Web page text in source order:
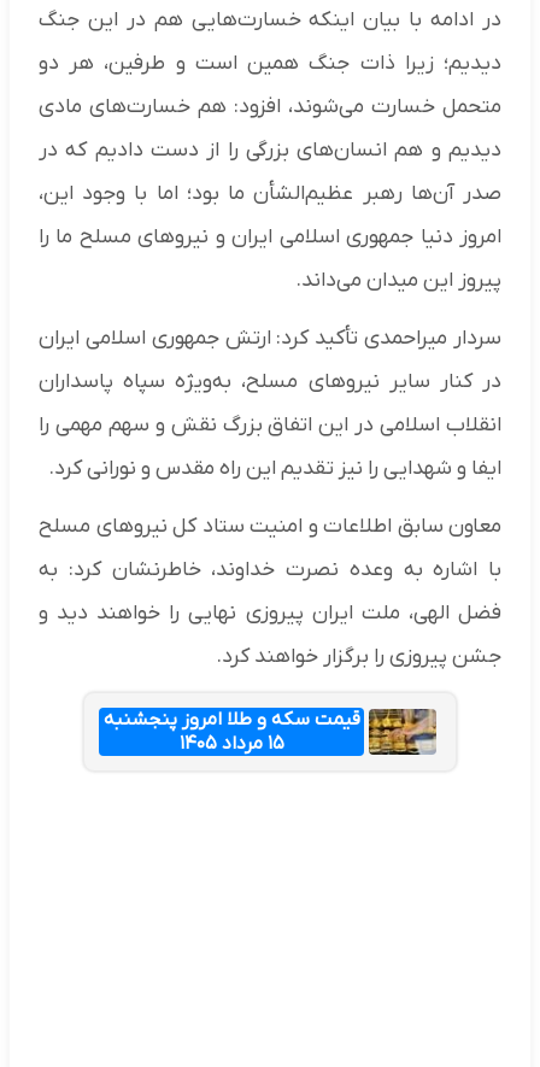
در ادامه با بیان اینکه خسارت‌هایی هم در این جنگ
دیدیم؛ زیرا ذات جنگ همین است و طرفین، هر دو
متحمل خسارت می‌شوند، افزود: هم خسارت‌های مادی
دیدیم و هم انسان‌های بزرگی را از دست دادیم که در
صدر آن‌ها رهبر عظیم‌الشأن ما بود؛ اما با وجود این،
امروز دنیا جمهوری اسلامی ایران و نیروهای مسلح ما را
پیروز این میدان می‌داند.
سردار میراحمدی تأکید کرد: ارتش جمهوری اسلامی ایران
در کنار سایر نیروهای مسلح، به‌ویژه سپاه پاسداران
انقلاب اسلامی در این اتفاق بزرگ نقش و سهم مهمی را
ایفا و شهدایی را نیز تقدیم این راه مقدس و نورانی کرد.
معاون سابق اطلاعات و امنیت ستاد کل نیروهای مسلح
با اشاره به وعده نصرت خداوند، خاطرنشان کرد: به
فضل الهی، ملت ایران پیروزی نهایی را خواهند دید و
جشن پیروزی را برگزار خواهند کرد.
قیمت سکه و طلا امروز پنجشنبه
۱۵ مرداد ۱۴۰۵